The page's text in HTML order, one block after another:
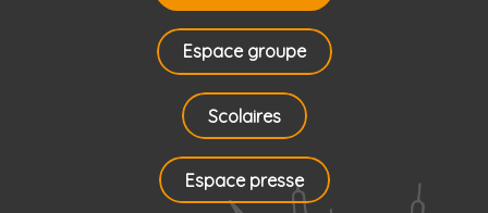
Espace groupe
Scolaires
Espace presse